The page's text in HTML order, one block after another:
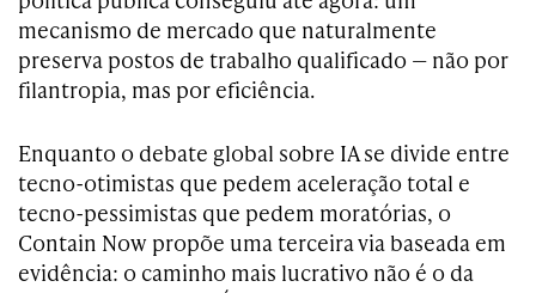
mecanismo de mercado que naturalmente
preserva postos de trabalho qualificado — não por
filantropia, mas por eficiência.
Enquanto o debate global sobre IA se divide entre
tecno-otimistas que pedem aceleração total e
tecno-pessimistas que pedem moratórias, o
Contain Now propõe uma terceira via baseada em
evidência: o caminho mais lucrativo não é o da